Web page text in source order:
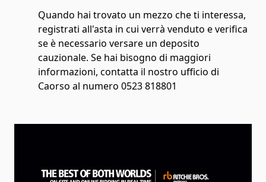
Quando hai trovato un mezzo che ti interessa,
registrati all'asta in cui verrà venduto e verifica
se è necessario versare un deposito
cauzionale. Se hai bisogno di maggiori
informazioni, contatta il nostro ufficio di
Caorso al numero 0523 818801